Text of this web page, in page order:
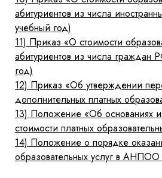
абитуриентов из числа
учебный год)
11) Приказ «О стоимости
абитуриентов из числа граждан
год)
12) Приказ «Об утверждении
дополнительных платных
13) Положение «Об основаниях
стоимости платных
14) Положение о порядке
образовательных услуг в